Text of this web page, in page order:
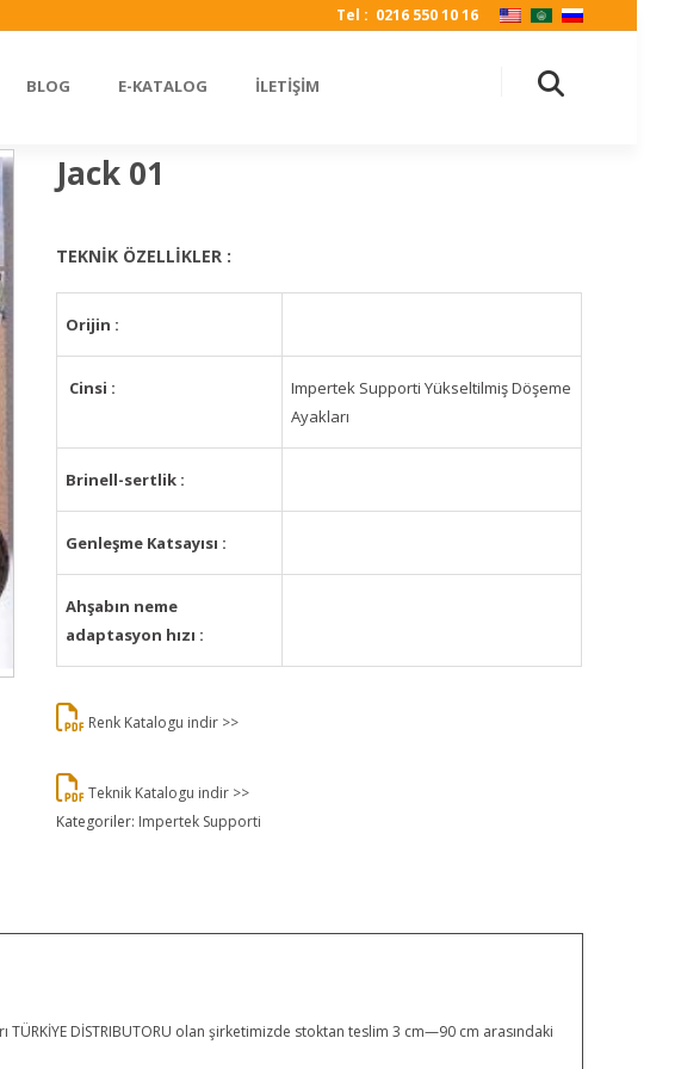
Tel : 0216 550 10 16
BLOG E-KATALOG İLETİŞİM
Jack 01
TEKNİK ÖZELLİKLER :
Orijin :
Cinsi :
Impertek Supporti Yükseltilmiş Döşeme
Ayakları
Brinell-sertlik :
Genleşme Katsayısı :
Ahşabın neme
adaptasyon hızı :
Renk Katalogu indir >>
Teknik Katalogu indir >>
Kategoriler: Impertek Supporti
DİSTRIBUTORU olan şirketimizde stoktan teslim 3 cm—90 cm arasındaki